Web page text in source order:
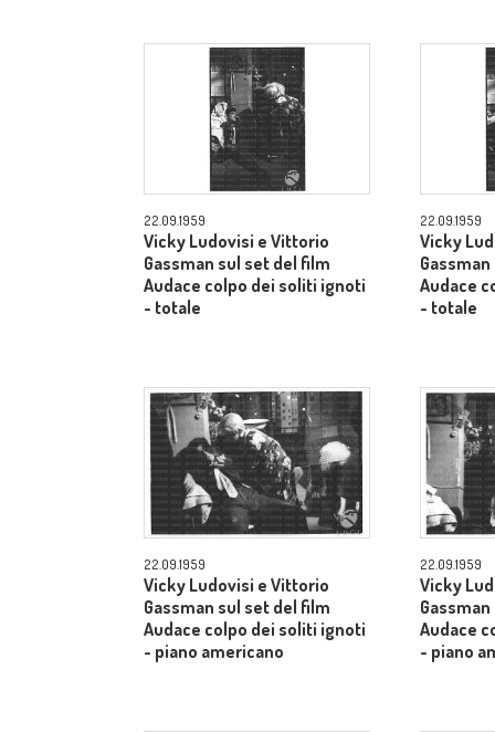
22.09.1959
Vicky Ludovisi e Vittorio
Gassman sul set del film
Audace colpo dei soliti ignoti
- totale
22.09.1959
Vicky
Audace
- totale
22.09.1959
Vicky Ludovisi e Vittorio
Gassman sul set del film
Audace colpo dei soliti ignoti
- piano americano
22.09.1959
Vicky
Audace
- piano